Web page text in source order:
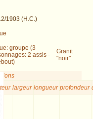
1903 (H.C.)
groupe (3
2 assis -
Granit
"noir"
largeur longueur profondeur